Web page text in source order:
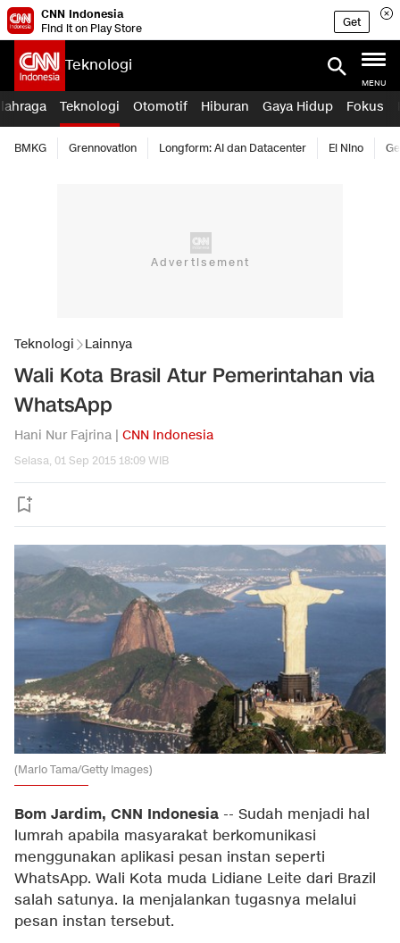
CNN Indonesia
Find it on Play Store
Get
Teknologi
MENU
Teknologi Otomotif Hiburan Gaya Hidup Fokus
BMKG Grennovation Longform: AI dan Datacenter El Nino
Teknologi Lainnya
Wali Kota Brasil Atur Pemerintahan via
WhatsApp
Hani Nur Fajrina | CNN Indonesia
Selasa, 01 Sep 2015 18:09 WIB
(Mario Tama/Getty Images)
Bom Jardim, CNN Indonesia -- Sudah menjadi hal
lumrah apabila masyarakat berkomunikasi
menggunakan aplikasi pesan instan seperti
WhatsApp. Wali Kota muda Lidiane Leite dari Brazil
salah satunya. Ia menjalankan tugasnya melalui
pesan instan tersebut.